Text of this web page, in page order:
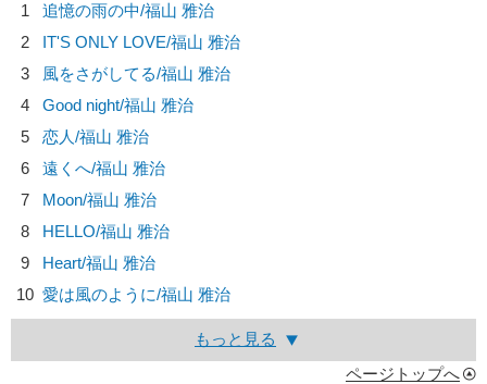
1
追憶の雨の中/福山 雅治
2
IT'S ONLY LOVE/福山 雅治
3
風をさがしてる/福山 雅治
4
Good night/福山 雅治
5
恋人/福山 雅治
6
遠くへ/福山 雅治
7
Moon/福山 雅治
8
HELLO/福山 雅治
9
Heart/福山 雅治
10 愛は風のように/福山 雅治
もっと見る
ページトップへ